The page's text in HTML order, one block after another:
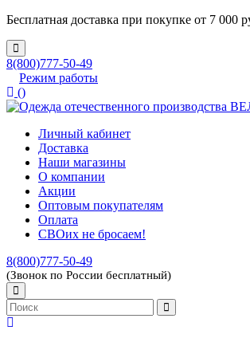
Бесплатная доставка при покупке от 7 000
8(800)777-50-49
Режим работы
()
Личный кабинет
Доставка
Наши магазины
О компании
Акции
Оптовым покупателям
Оплата
СВОих не бросаем!
8(800)777-50-49
(Звонок по России бесплатный)